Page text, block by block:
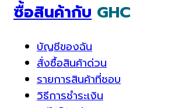
ซื้อสินค้ากับ GHC
บัญชีของฉัน
สั่งซื้อสินค้าด่วน
รายการสินค้าที่ชอบ
วิธีการชำระเงิน